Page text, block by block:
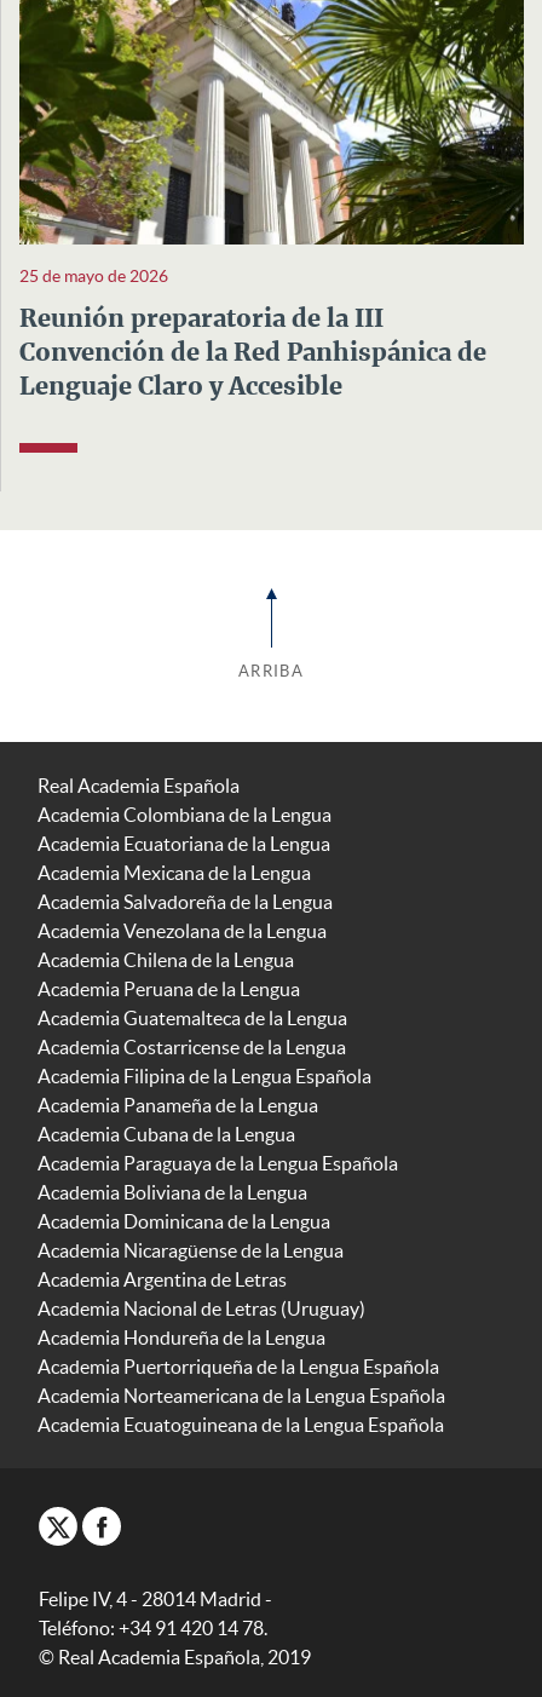
25 de mayo de 2026
Reunión preparatoria de la III
Convención de la Red Panhispánica de
Lenguaje Claro y Accesible
ARRIBA
Real Academia Española
Academia Colombiana de la Lengua
Academia Ecuatoriana de la Lengua
Academia Mexicana de la Lengua
Academia Salvadoreña de la Lengua
Academia Venezolana de la Lengua
Academia Chilena de la Lengua
Academia Peruana de la Lengua
Academia Guatemalteca de la Lengua
Academia Costarricense de la Lengua
Academia Filipina de la Lengua Española
Academia Panameña de la Lengua
Academia Cubana de la Lengua
Academia Paraguaya de la Lengua Española
Academia Boliviana de la Lengua
Academia Dominicana de la Lengua
Academia Nicaragüense de la Lengua
Academia Argentina de Letras
Academia Nacional de Letras (Uruguay)
Academia Hondureña de la Lengua
Academia Puertorriqueña de la Lengua Española
Academia Norteamericana de la Lengua Española
Academia Ecuatoguineana de la Lengua Española
Felipe IV, 4 - 28014 Madrid -
Teléfono: +34 91 420 14 78.
© Real Academia Española, 2019